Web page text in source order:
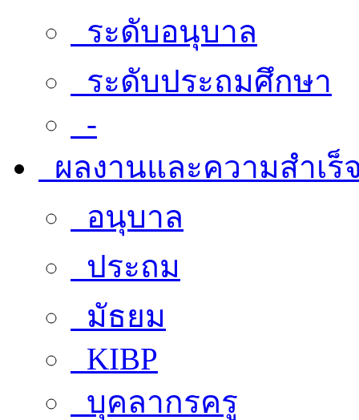
ระดับอนุบาล
ระดับประถมศึกษา
-
ผลงานและความสำเร็
อนุบาล
ประถม
มัธยม
KIBP
บุคลากรครู